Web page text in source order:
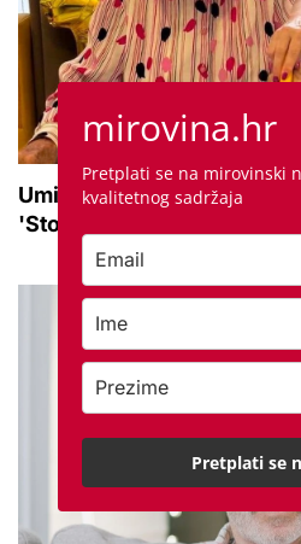
Umirovljenica Ljubica
'Stoljeće uspomena,
mirovina.hr
Pretplati se na mirovinski
kvalitetnog sadržaja
Pretplati se